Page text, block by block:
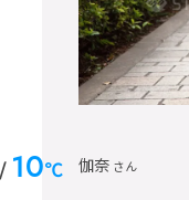
10℃ 伽奈 さん